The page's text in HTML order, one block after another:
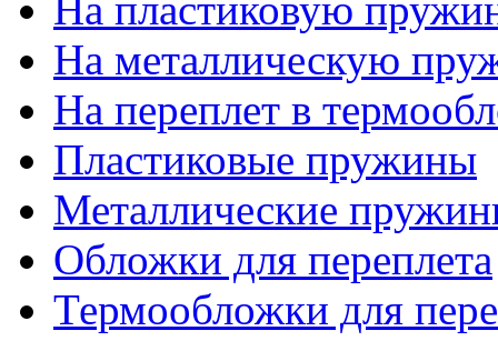
На металлическую
На переплет в
Пластиковые пружины
Металлические
Обложки для переплета
Термообложки для